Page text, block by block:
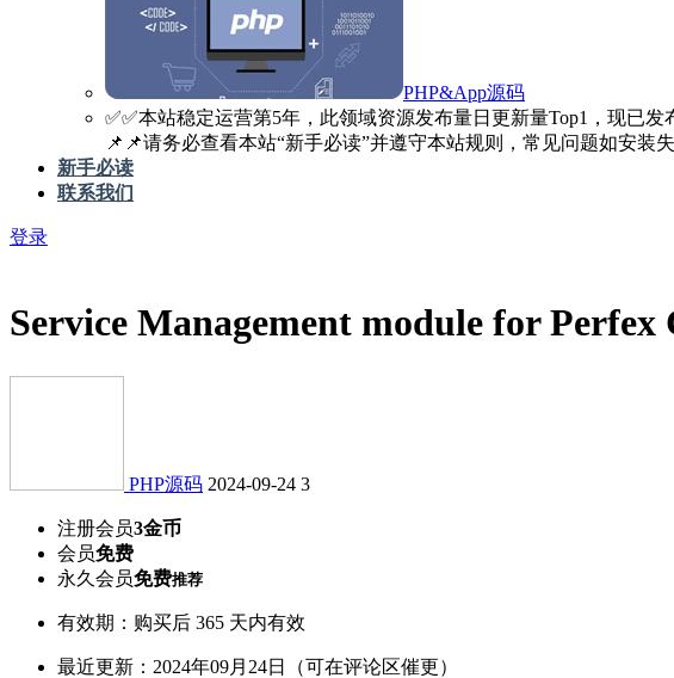
PHP&App源码
✅️✅️本站稳定运营第5年，此领域资源发布量日更新量Top1，现已
📌📌请务必查看本站“新手必读”并遵守本站规则，常见问题如安装失
新手必读
联系我们
登录
Service Management module for
PHP源码 2024-09-24 3
注册会员3金币
会员免费
永久会员免费推荐
有效期：购买后 365 天内有效
最近更新：2024年09月24日（可在评论区催更）